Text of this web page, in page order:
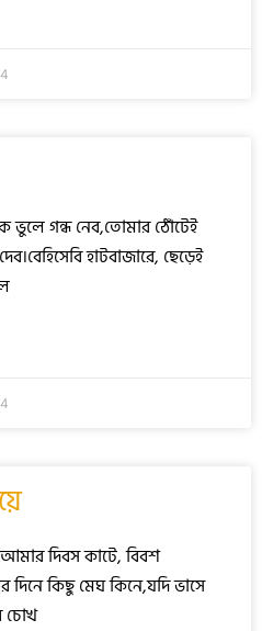
ভুলে গন্ধ নেব,তোমার ঠোঁটেই
হাটবাজারে, ছেড়েই
দিবস কাটে, বিবশ
দিনে কিছু মেঘ কিনে,যদি ভাসে
চোখ